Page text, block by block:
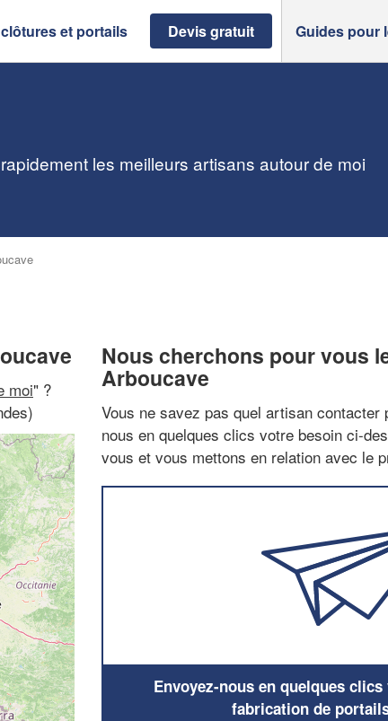
et portails Devis gratuit Guides pour
les meilleurs artisans autour de moi
moi" ?
Nous cherchons pour vous
Arboucave
Vous ne savez pas quel artisan contacter
nous en quelques clics votre besoin ci-
vous et vous mettons en relation avec le
Envoyez-nous en quelques
fabrication de